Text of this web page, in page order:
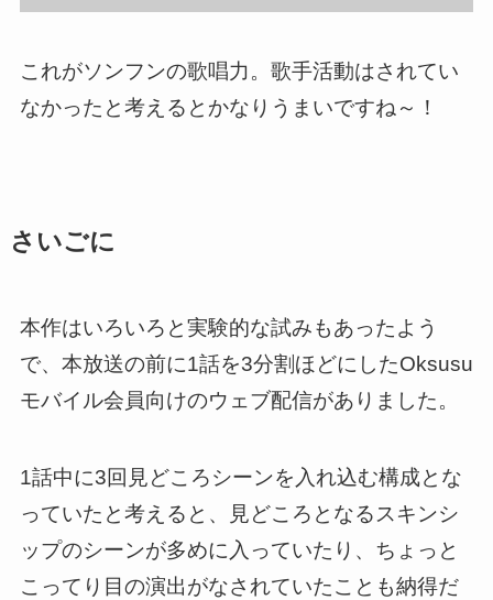
これがソンフンの歌唱力。歌手活動はされてい
なかったと考えるとかなりうまいですね～！
さいごに
本作はいろいろと実験的な試みもあったよう
で、本放送の前に1話を3分割ほどにしたOksusu
モバイル会員向けのウェブ配信がありました。
1話中に3回見どころシーンを入れ込む構成とな
っていたと考えると、見どころとなるスキンシ
ップのシーンが多めに入っていたり、ちょっと
こってり目の演出がなされていたことも納得だ